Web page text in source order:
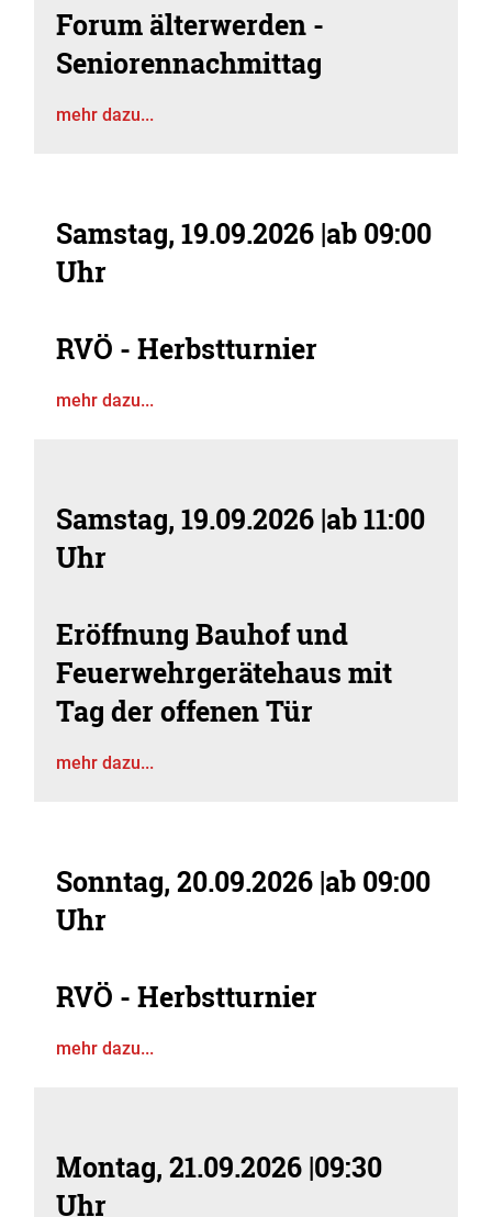
Forum älterwerden -
Seniorennachmittag
mehr dazu...
Samstag, 19.09.2026 |ab 09:00
Uhr
RVÖ - Herbstturnier
mehr dazu...
Samstag, 19.09.2026 |ab 11:00
Uhr
Eröffnung Bauhof und
Feuerwehrgerätehaus mit
Tag der offenen Tür
mehr dazu...
Sonntag, 20.09.2026 |ab 09:00
Uhr
RVÖ - Herbstturnier
mehr dazu...
Montag, 21.09.2026 |09:30
Uhr